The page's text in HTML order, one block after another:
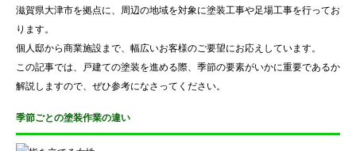
滋賀県大津市を拠点に、周辺の地域を対象に塗装工事や足場工事を行ってお
ります。
個人邸から商業施設まで、幅広いお客様のご要望にお応えしています。
この記事では、戸建ての塗装を進める際、季節の要素がいかに重要であるか
解説しますので、ぜひ参考になさってください。
季節ごとの塗装作業の違い